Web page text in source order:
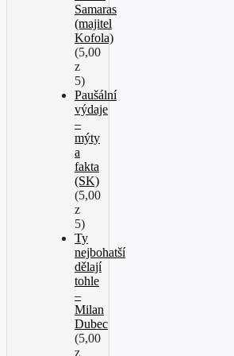
Samaras
(majitel
Kofola)
(5,00
z
5)
Paušální
výdaje
–
mýty
a
fakta
(SK)
(5,00
z
5)
Ty
nejbohatší
dělají
tohle
–
Milan
Dubec
(5,00
z